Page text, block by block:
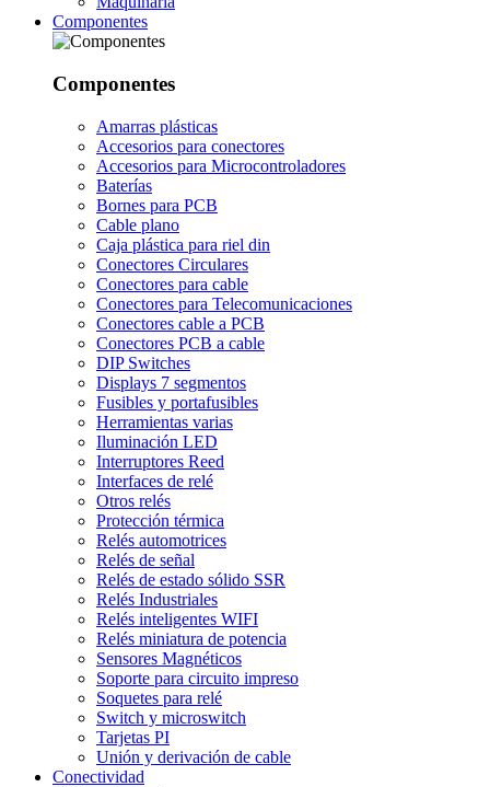
Componentes
Componentes
Amarras plásticas
Accesorios para conectores
Accesorios para Microcontroladores
Baterías
Bornes para PCB
Cable plano
Caja plástica para riel din
Conectores Circulares
Conectores para cable
Conectores para Telecomunicaciones
Conectores cable a PCB
Conectores PCB a cable
DIP Switches
Displays 7 segmentos
Fusibles y portafusibles
Herramientas varias
Iluminación LED
Interruptores Reed
Interfaces de relé
Otros relés
Protección térmica
Relés automotrices
Relés de señal
Relés de estado sólido SSR
Relés Industriales
Relés inteligentes WIFI
Relés miniatura de potencia
Sensores Magnéticos
Soporte para circuito impreso
Soquetes para relé
Switch y microswitch
Tarjetas PI
Unión y derivación de cable
Conectividad